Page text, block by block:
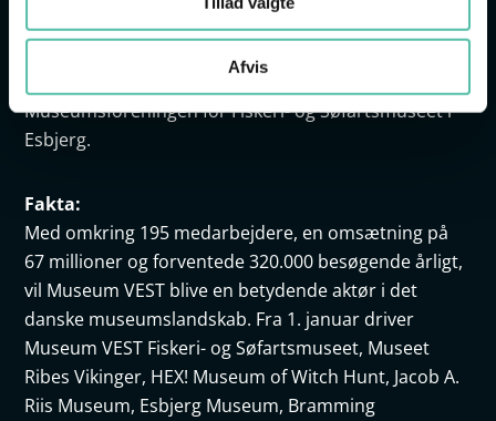
Afvis
Medarbejderrepræsentant
Museumsforeningen for Fiskeri- og Søfartsmuseet i
Esbjerg.
Fakta:
Med omkring 195 medarbejdere, en omsætning på
67 millioner og forventede 320.000 besøgende årligt,
vil Museum VEST blive en betydende aktør i det
danske museumslandskab. Fra 1. januar driver
Museum VEST Fiskeri- og Søfartsmuseet, Museet
Ribes Vikinger, HEX! Museum of Witch Hunt, Jacob A.
Riis Museum, Esbjerg Museum, Bramming